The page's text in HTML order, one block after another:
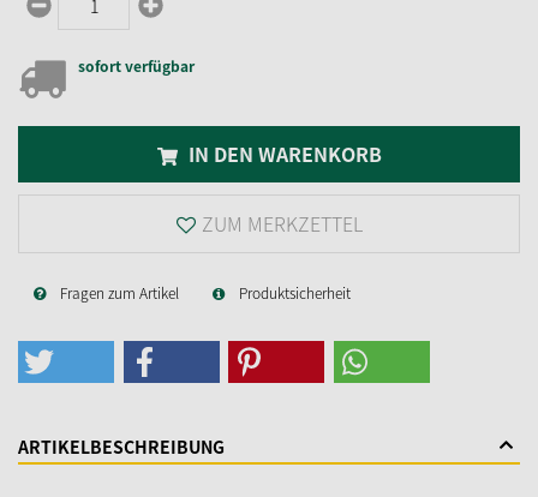
sofort verfügbar
IN DEN WARENKORB
ZUM MERKZETTEL
Fragen zum Artikel Produktsicherheit
ARTIKELBESCHREIBUNG